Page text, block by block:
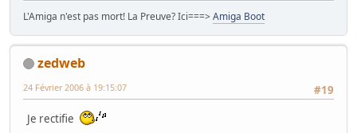
L'Amiga n'est pas mort! La Preuve? Ici===> Amiga Boot
zedweb
#19
24 Février 2006 à 19:15:07
Je rectifie